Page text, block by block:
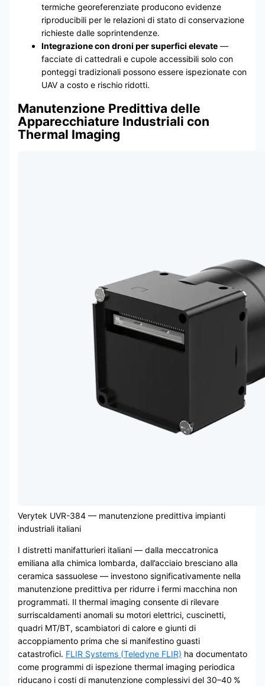
termiche georeferenziate producono evidenze
riproducibili per le relazioni di stato di conservazione
richieste dalle soprintendenze.
Integrazione con droni per superfici elevate—
facciate di cattedrali e cupole accessibili solo con
ponteggi tradizionali possono essere ispezionate con
UAV a costo e rischio ridotti.
Manutenzione Predittiva delle
Apparecchiature Industriali con
Thermal Imaging
Verytek UVR-384 — manutenzione predittiva impianti
industriali italiani
I distretti manifatturieri italiani — dalla meccatronica
emiliana alla chimica lombarda, dall’acciaio bresciano alla
ceramica sassuolese — investono significativamente nella
manutenzione predittiva per ridurre i fermi macchina non
programmati. Il thermal imaging consente di rilevare
surriscaldamenti anomali su motori elettrici, cuscinetti,
quadri MT/BT, scambiatori di calore e giunti di
accoppiamento prima che si manifestino guasti
catastrofici. FLIR Systems (Teledyne FLIR) ha documentato
come programmi di ispezione thermal imaging periodica
riducano i costi di manutenzione complessivi del 30–40 %